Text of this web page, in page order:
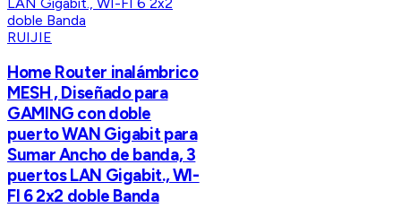
RUIJIE
Home Router inalámbrico
MESH , Diseñado para
GAMING con doble
puerto WAN Gigabit para
Sumar Ancho de banda, 3
puertos LAN Gigabit., WI-
FI 6 2x2 doble Banda